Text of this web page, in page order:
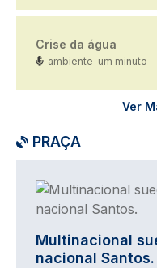
Crise da água
ambiente-um minuto
Ver
PRAÇA
Imagem
Multinacional
nacional Santos.